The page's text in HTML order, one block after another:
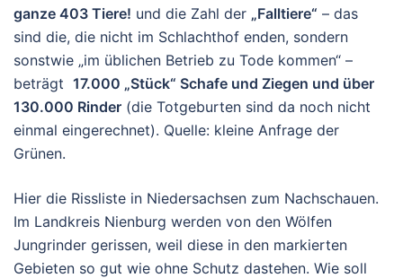
ganze 403 Tiere! und die Zahl der „Falltiere“ – das
sind die, die nicht im Schlachthof enden, sondern
sonstwie „im üblichen Betrieb zu Tode kommen“ –
beträgt 17.000 „Stück“ Schafe und Ziegen und über
130.000 Rinder (die Totgeburten sind da noch nicht
einmal eingerechnet). Quelle: kleine Anfrage der
Grünen.
Hier die Rissliste in Niedersachsen zum Nachschauen.
Im Landkreis Nienburg werden von den Wölfen
Jungrinder gerissen, weil diese in den markierten
Gebieten so gut wie ohne Schutz dastehen. Wie soll